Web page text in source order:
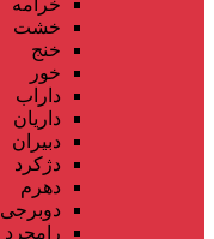
خشت
خنج
خور
داراب
داریان
دبیران
دژکرد
دهرم
دوبرجی
رامجرد